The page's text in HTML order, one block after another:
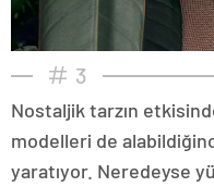
3
Nostaljik tarzın
modelleri de
yaratıyor. Neredeyse